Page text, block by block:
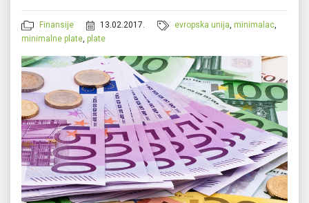
Finansije 13.02.2017. evropska unija,minimalac,
minimalne plate, plate